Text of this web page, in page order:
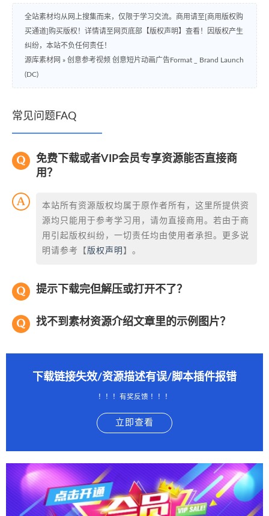
全站素材均从网上搜集而来，仅限于学习交流。商用请至[商用版权购
买通道]购买版权！详情请至网页底部【版权声明】查看！因版权产生
纠纷，本站不负任何责任！
源库素材网 » 创意参考视频 创意短片动画广告Format _ Brand Launch
(DC)
常见问题FAQ
免费下载或者VIP会员专享资源能否直接商
用？
本站所有资源版权均属于原作者所有，这里所提供资
源均只能用于参考学习用，请勿直接商用。若由于商
用引起版权纠纷，一切责任均由使用者承担。更多说
明请参考【 版权声明 】。
提示下载完但解压或打开不了？
找不到素材资源介绍文章里的示例图片？
下载链接失效/资源描述有误/脚本插件报错
！！！有奖反馈 ！！！
立即查看